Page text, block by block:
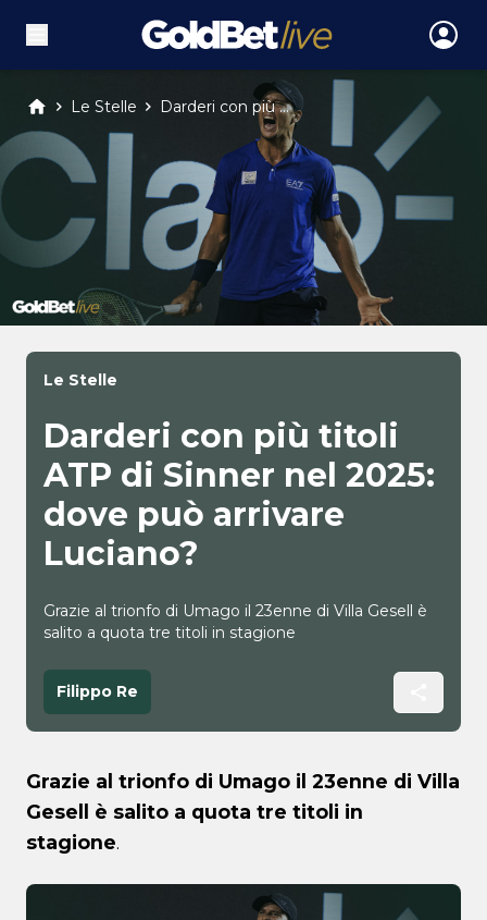
Le Stelle Darderi con più ...
Le Stelle
Darderi con più titoli
ATP di Sinner nel 2025:
dove può arrivare
Luciano?
Grazie al trionfo di Umago il 23enne di Villa Gesell è
salito a quota tre titoli in stagione
Filippo Re
Grazie al trionfo di Umago il 23enne di Villa
Gesell è salito a quota tre titoli in
stagione.